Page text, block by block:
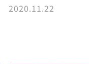
2020.11.22